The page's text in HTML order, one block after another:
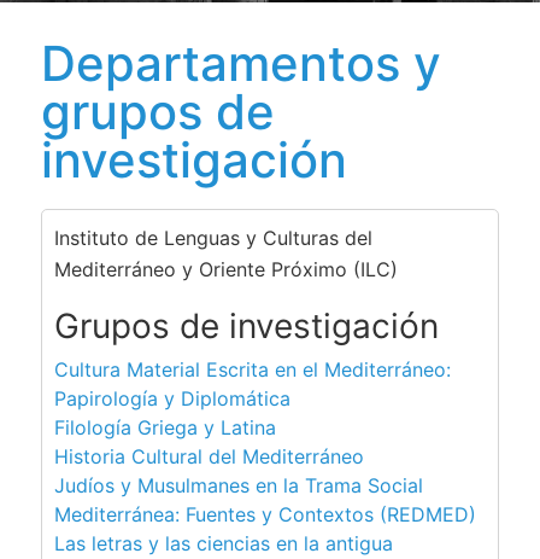
Departamentos y
grupos de
investigación
Instituto de Lenguas y Culturas del
Mediterráneo y Oriente Próximo (ILC)
Grupos de investigación
Cultura Material Escrita en el Mediterráneo:
Papirología y Diplomática
Filología Griega y Latina
Historia Cultural del Mediterráneo
Judíos y Musulmanes en la Trama Social
Mediterránea: Fuentes y Contextos (REDMED)
Las letras y las ciencias en la antigua